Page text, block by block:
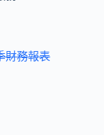
財務報表